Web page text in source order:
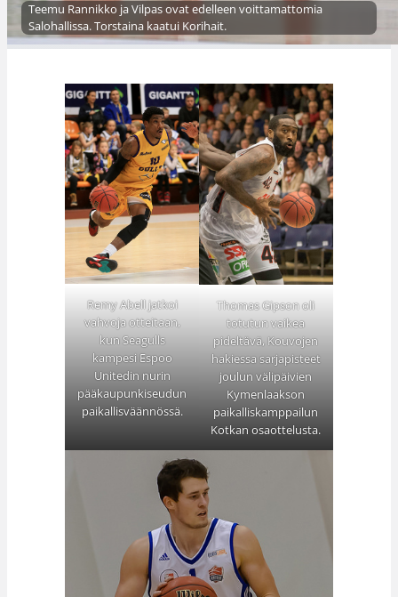
Teemu Rannikko ja Vilpas ovat edelleen voittamattomia
Salohallissa. Torstaina kaatui Korihait.
Remy Abell jatkoi
vahvoja otteitaan,
kun Seagulls
kampesi Espoo
Unitedin nurin
pääkaupunkiseudun
paikallisväännössä.
Thomas Gipson oli
totutun vaikea
pideltävä, Kouvojen
hakiessa sarjapisteet
joulun välipäivien
Kymenlaakson
paikalliskamppailun
Kotkan osaottelusta.